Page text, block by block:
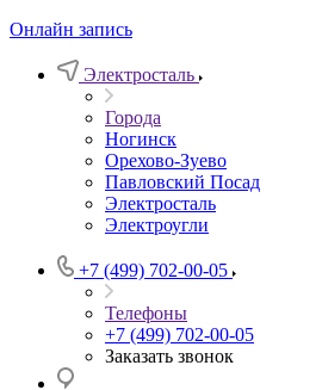
Онлайн запись
Электросталь
Города
Ногинск
Орехово-Зуево
Павловский Посад
Электросталь
Электроугли
+7 (499) 702-00-05
Телефоны
+7 (499) 702-00-05
Заказать звонок